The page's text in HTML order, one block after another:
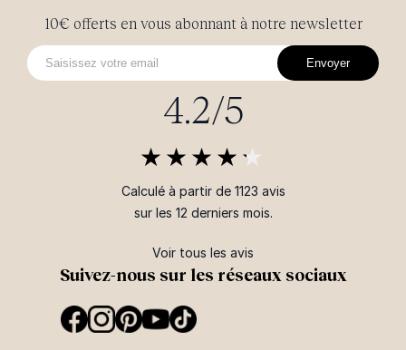
Suivez-nous sur les réseaux sociaux
10€ offerts en vous abonnant à notre newsletter
Envoyer
4.2/5
Calculé à partir de 1123 avis
sur les 12 derniers mois.
Voir tous les avis